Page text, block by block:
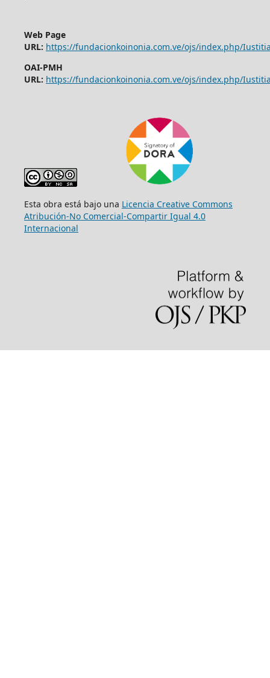
Web Page
URL: https://fundacionkoinonia.com.ve/ojs/index.php/
OAI-PMH
URL: https://fundacionkoinonia.com.ve/ojs/index.php/
Esta obra está bajo una Licencia Creative Commons
Atribución-No Comercial-Compartir Igual 4.0
Internacional